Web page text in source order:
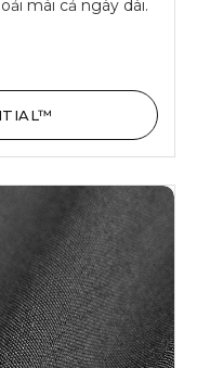
mái cả ngày dài.